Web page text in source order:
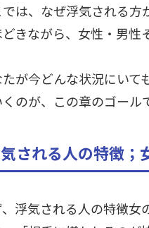
では、なぜ浮気される
きながら、女性・男性
たが今どんな状況にい
のが、この章のゴール
される人の特徴；
、浮気される人の特徴